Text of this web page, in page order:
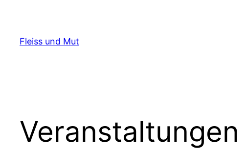
springen
Fleiss und Mut
Veranstaltungen